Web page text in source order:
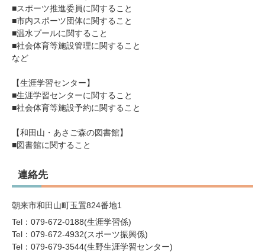
■スポーツ推進委員に関すること
■市内スポーツ団体に関すること
■温水プールに関すること
■社会体育等施設管理に関すること
など
【生涯学習センター】
■生涯学習センターに関すること
■社会体育等施設予約に関すること
【和田山・あさご森の図書館】
■図書館に関すること
連絡先
朝来市和田山町玉置824番地1
Tel：079-672-0188 生涯学習係
Tel：079-672-4932 スポーツ振興係
Tel：079-679-3544 生野生涯学習センター